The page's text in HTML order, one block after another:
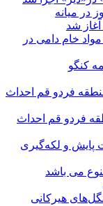
فردو قم احداث